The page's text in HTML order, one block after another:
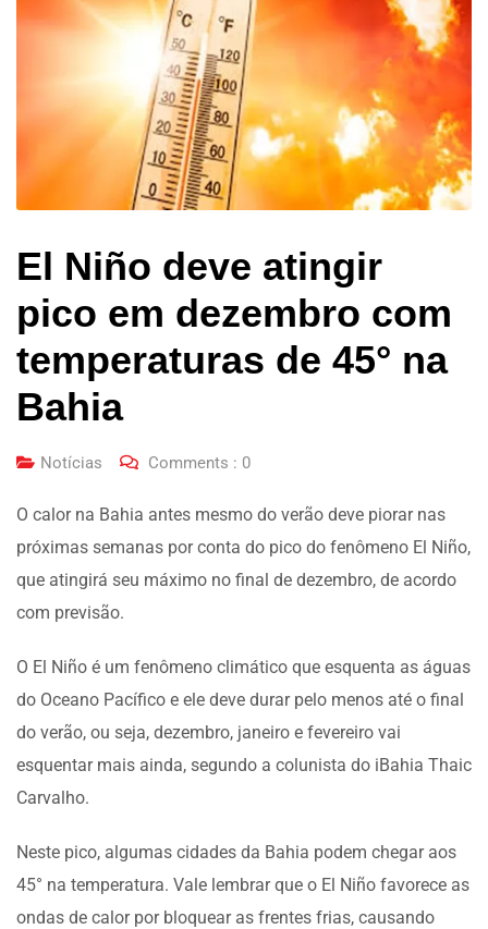
El Niño deve atingir
pico em dezembro com
temperaturas de 45° na
Bahia
Notícias Comments : 0
O calor na Bahia antes mesmo do verão deve piorar nas
próximas semanas por conta do pico do fenômeno El Niño,
que atingirá seu máximo no final de dezembro, de acordo
com previsão.
O El Niño é um fenômeno climático que esquenta as águas
do Oceano Pacífico e ele deve durar pelo menos até o final
do verão, ou seja, dezembro, janeiro e fevereiro vai
esquentar mais ainda, segundo a colunista do iBahia Thaic
Carvalho.
Neste pico, algumas cidades da Bahia podem chegar aos
45° na temperatura. Vale lembrar que o El Niño favorece as
ondas de calor por bloquear as frentes frias, causando